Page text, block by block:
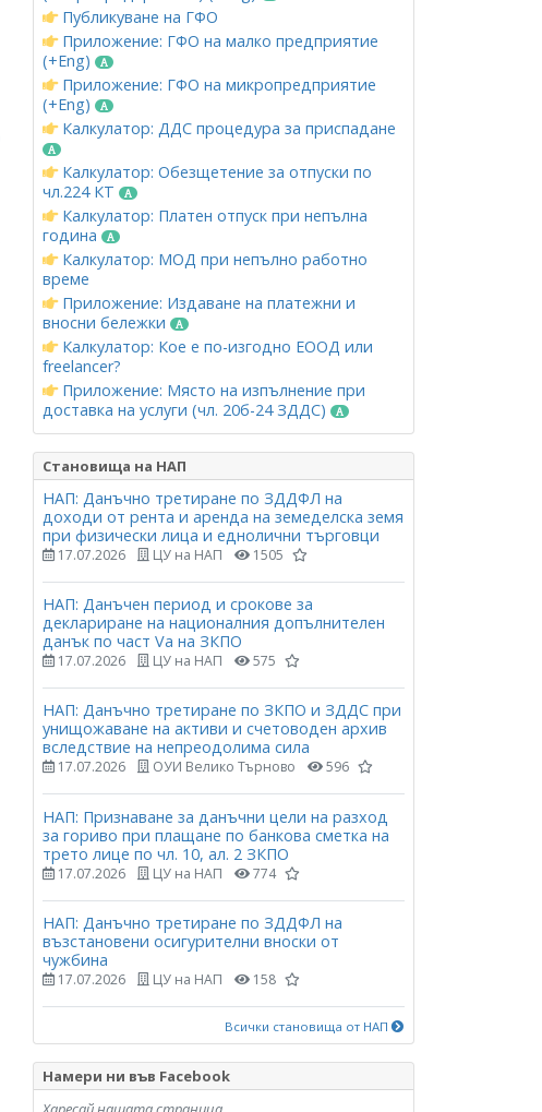
Публикуване на ГФО
Приложение: ГФО на малко предприятие
(+Eng)
Приложение: ГФО на микропредприятие
(+Eng)
Калкулатор: ДДС процедура за приспадане
Калкулатор: Обезщетение за отпуски по
чл.224 КТ
Калкулатор: Платен отпуск при непълна
година
Калкулатор: МОД при непълно работно
време
Приложение: Издаване на платежни и
вносни бележки
Калкулатор: Кое е по-изгодно ЕООД или
freelancer?
Приложение: Място на изпълнение при
доставка на услуги (чл. 20б-24 ЗДДС)
Становища на НАП
НАП: Данъчно третиране по ЗДДФЛ на
доходи от рента и аренда на земеделска земя
при физически лица и еднолични търговци
17.07.2026 ЦУ на НАП 1505
НАП: Данъчен период и срокове за
деклариране на националния допълнителен
данък по част Vа на ЗКПО
17.07.2026 ЦУ на НАП 575
НАП: Данъчно третиране по ЗКПО и ЗДДС при
унищожаване на активи и счетоводен архив
вследствие на непреодолима сила
17.07.2026 ОУИ Велико Търново 596
НАП: Признаване за данъчни цели на разход
за гориво при плащане по банкова сметка на
трето лице по чл. 10, ал. 2 ЗКПО
17.07.2026 ЦУ на НАП 774
НАП: Данъчно третиране по ЗДДФЛ на
възстановени осигурителни вноски от
чужбина
17.07.2026 ЦУ на НАП 158
Всички становища от НАП
Намери ни във Facebook